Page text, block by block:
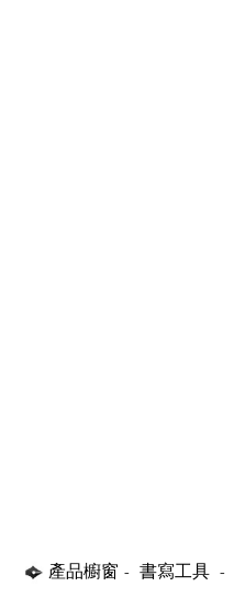
產品櫥窗 - 書寫工具 -